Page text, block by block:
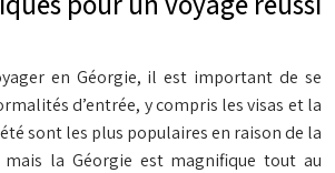
en Géorgie, il est important de se
d’entrée, y compris les visas et la
sont les plus populaires en raison de la
la Géorgie est magnifique tout au